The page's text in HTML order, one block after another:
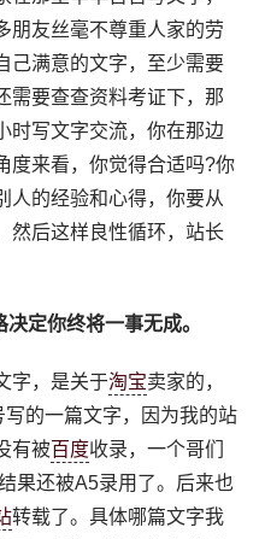
朋友丝毫不尊重人家的劳
己满意的文字，至少需要
需要查查资料考证下，那
时写文字交流，你在那边
度来看，你觉得合适吗?你
人的经验和心得，你要从
然后这样良性循环，站长
定你终将一事无成。
字，是关于淘宝卖家的，
的一篇文字，因为我的站
有被百度收录，一个哥们
果还被A5录用了。后来也
转载了。具体哪篇文字我